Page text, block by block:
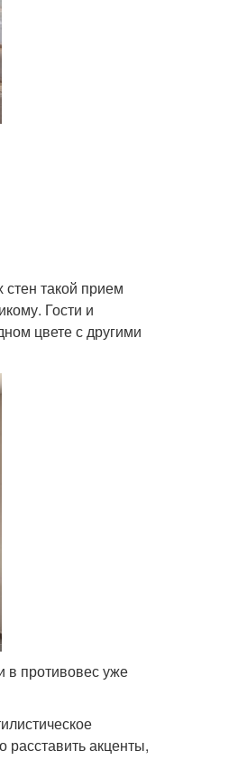
такой прием
Гости и
цвете с другими
в противовес уже
акценты,